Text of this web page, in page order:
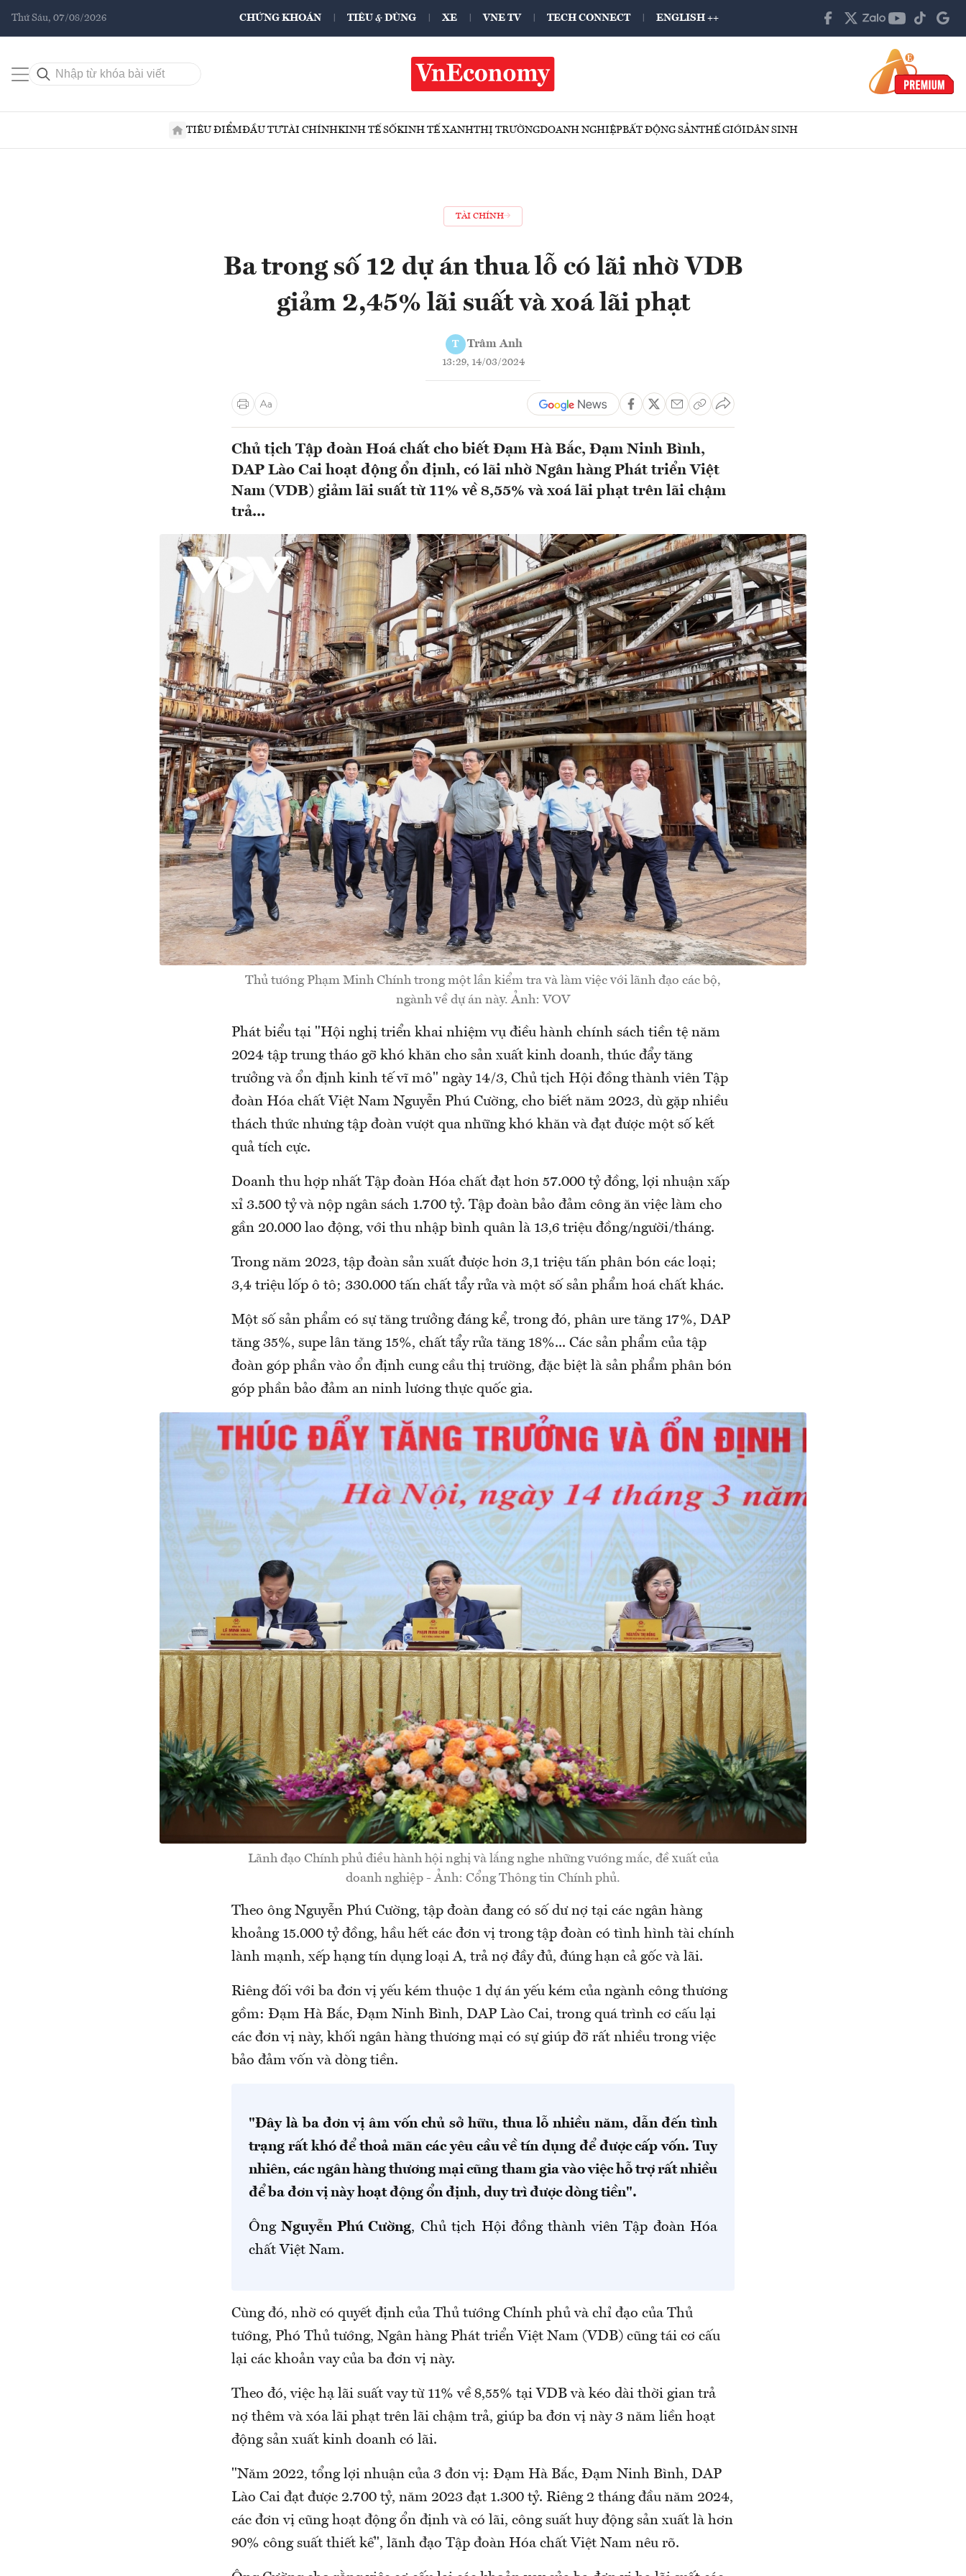
Thứ Sáu, 07/08/2026 CHỨNG KHOÁN TIÊU & DÙNG XE VNE TV TECH CONNECT ENGLISH ++
TIÊU ĐIỂMĐẦU TƯTÀI CHÍNHKINH TẾ SỐKINH TẾ XANHTHỊ TRƯỜNGDOANH NGHIỆPBẤT ĐỘNG SẢNTHẾ GIỚIDÂN SINH
TÀI CHÍNH
Ba trong số 12 dự án thua lỗ có lãi nhờ VDB
giảm 2,45% lãi suất và xoá lãi phạt
T Trâm Anh
13:29, 14/03/2024
Chủ tịch Tập đoàn Hoá chất cho biết Đạm Hà Bắc, Đạm Ninh Bình,
DAP Lào Cai hoạt động ổn định, có lãi nhờ Ngân hàng Phát triển Việt
Nam (VDB) giảm lãi suất từ 11% về 8,55% và xoá lãi phạt trên lãi chậm
trả...
Thủ tướng Phạm Minh Chính trong một lần kiểm tra và làm việc với lãnh đạo các bộ,
ngành về dự án này. Ảnh: VOV
Phát biểu tại "Hội nghị triển khai nhiệm vụ điều hành chính sách tiền tệ năm
2024 tập trung tháo gỡ khó khăn cho sản xuất kinh doanh, thúc đẩy tăng
trưởng và ổn định kinh tế vĩ mô" ngày 14/3, Chủ tịch Hội đồng thành viên Tập
đoàn Hóa chất Việt Nam Nguyễn Phú Cường, cho biết năm 2023, dù gặp nhiều
thách thức nhưng tập đoàn vượt qua những khó khăn và đạt được một số kết
quả tích cực.
Doanh thu hợp nhất Tập đoàn Hóa chất đạt hơn 57.000 tỷ đồng, lợi nhuận xấp
xỉ 3.500 tỷ và nộp ngân sách 1.700 tỷ. Tập đoàn bảo đảm công ăn việc làm cho
gần 20.000 lao động, với thu nhập bình quân là 13,6 triệu đồng/người/tháng.
Trong năm 2023, tập đoàn sản xuất được hơn 3,1 triệu tấn phân bón các loại;
3,4 triệu lốp ô tô; 330.000 tấn chất tẩy rửa và một số sản phẩm hoá chất khác.
Một số sản phẩm có sự tăng trưởng đáng kể, trong đó, phân ure tăng 17%, DAP
tăng 35%, supe lân tăng 15%, chất tẩy rửa tăng 18%... Các sản phẩm của tập
đoàn góp phần vào ổn định cung cầu thị trường, đặc biệt là sản phẩm phân bón
góp phần bảo đảm an ninh lương thực quốc gia.
Lãnh đạo Chính phủ điều hành hội nghị và lắng nghe những vướng mắc, đề xuất của
doanh nghiệp - Ảnh: Cổng Thông tin Chính phủ.
Theo ông Nguyễn Phú Cường, tập đoàn đang có số dư nợ tại các ngân hàng
khoảng 15.000 tỷ đồng, hầu hết các đơn vị trong tập đoàn có tình hình tài chính
lành mạnh, xếp hạng tín dụng loại A, trả nợ đầy đủ, đúng hạn cả gốc và lãi.
Riêng đối với ba đơn vị yếu kém thuộc 1 dự án yếu kém của ngành công thương
gồm: Đạm Hà Bắc, Đạm Ninh Bình, DAP Lào Cai, trong quá trình cơ cấu lại
các đơn vị này, khối ngân hàng thương mại có sự giúp đỡ rất nhiều trong việc
bảo đảm vốn và dòng tiền.
"Đây là ba đơn vị âm vốn chủ sở hữu, thua lỗ nhiều năm, dẫn đến tình
trạng rất khó để thoả mãn các yêu cầu về tín dụng để được cấp vốn. Tuy
nhiên, các ngân hàng thương mại cũng tham gia vào việc hỗ trợ rất nhiều
để ba đơn vị này hoạt động ổn định, duy trì được dòng tiền".
ÔngNguyễn Phú Cường, Chủ tịch Hội đồng thành viên Tập đoàn Hóa
chất Việt Nam.
Cùng đó, nhờ có quyết định của Thủ tướng Chính phủ và chỉ đạo của Thủ
tướng, Phó Thủ tướng, Ngân hàng Phát triển Việt Nam (VDB) cũng tái cơ cấu
lại các khoản vay của ba đơn vị này.
Theo đó, việc hạ lãi suất vay từ 11% về 8,55% tại VDB và kéo dài thời gian trả
nợ thêm và xóa lãi phạt trên lãi chậm trả, giúp ba đơn vị này 3 năm liền hoạt
động sản xuất kinh doanh có lãi.
"Năm 2022, tổng lợi nhuận của 3 đơn vị: Đạm Hà Bắc, Đạm Ninh Bình, DAP
Lào Cai đạt được 2.700 tỷ, năm 2023 đạt 1.300 tỷ. Riêng 2 tháng đầu năm 2024,
các đơn vị cũng hoạt động ổn định và có lãi, công suất huy động sản xuất là hơn
90% công suất thiết kế", lãnh đạo Tập đoàn Hóa chất Việt Nam nêu rõ.